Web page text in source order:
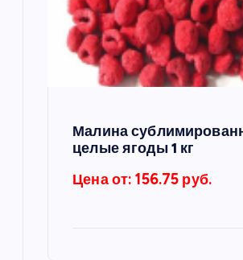
Малина
целые ягоды 1 кг
Цена от: 156.75 руб.